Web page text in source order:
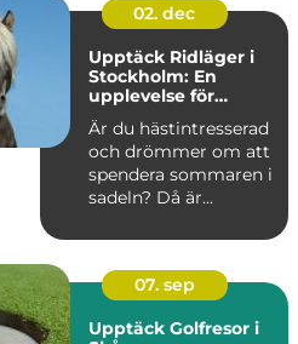
02. dec
Upptäck Ridläger i
Stockholm: En
upplevelse för
Är du hästintresserad
och drömmer om att
spendera sommaren i
sadeln? Då är...
07. sep
Upptäck Golfresor i